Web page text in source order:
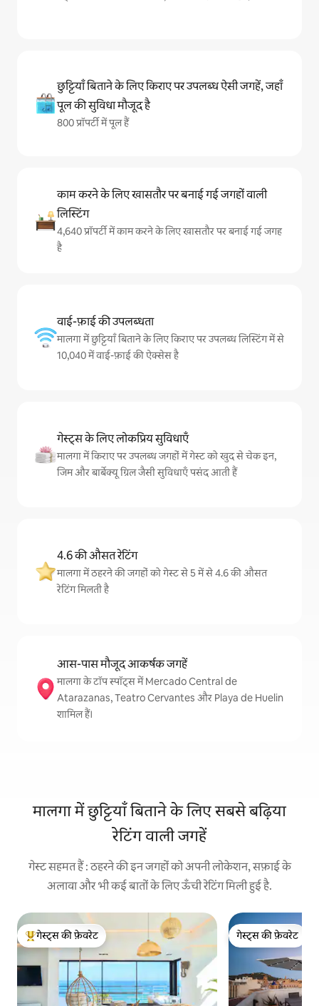
छुट्टियाँ बिताने के लिए किराए पर उपलब्ध ऐसी जगहें, जहाँ
पूल की सुविधा मौजूद है
800 प्रॉपर्टी में पूल हैं
काम करने के लिए खासतौर पर बनाई गई जगहों वाली
लिस्टिंग
4,640 प्रॉपर्टी में काम करने के लिए खासतौर पर बनाई गई जगह
है
वाई-फ़ाई की उपलब्धता
मालगा में छुट्टियाँ बिताने के लिए किराए पर उपलब्ध लिस्टिंग में से
10,040 में वाई-फ़ाई की ऐक्सेस है
गेस्ट्स के लिए लोकप्रिय सुविधाएँ
मालगा में किराए पर उपलब्ध जगहों में गेस्ट को खुद से चेक इन,
जिम और बार्बेक्यू ग्रिल जैसी सुविधाएँ पसंद आती हैं
4.6 की औसत रेटिंग
मालगा में ठहरने की जगहों को गेस्ट से 5 में से 4.6 की औसत
रेटिंग मिलती है
आस-पास मौजूद आकर्षक जगहें
मालगा के टॉप स्पॉट्स में Mercado Central de
Atarazanas, Teatro Cervantes और Playa de Huelin
शामिल हैं।
मालगा में छुट्टियाँ बिताने के लिए सबसे बढ़िया
रेटिंग वाली जगहें
गेस्ट सहमत हैं : ठहरने की इन जगहों को अपनी लोकेशन, सफ़ाई के
अलावा और भी कई बातों के लिए ऊँची रेटिंग मिली हुई है.
गेस्ट्स का टॉप फ़ेवरेट
गेस्ट्स की फ़ेवरेट
गेस्ट्स की फ़ेवरेट
गेस्ट्स की फ़ेवरेट